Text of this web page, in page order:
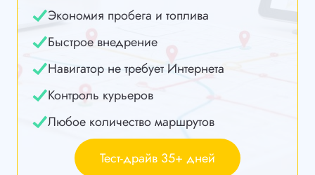
Экономия пробега и топлива
Быстрое внедрение
Навигатор не требует Интернета
Контроль курьеров
Любое количество маршрутов
Тест-драйв 35+ дней